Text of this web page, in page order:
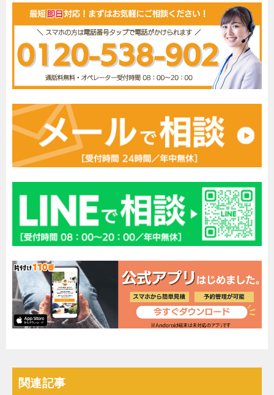
関連記事